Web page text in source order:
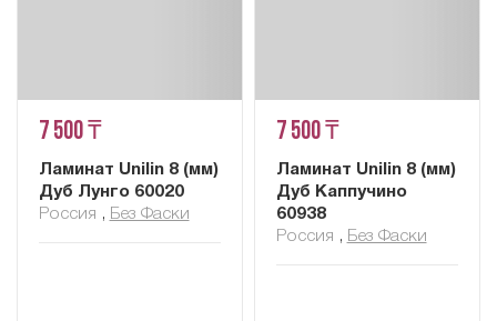
7 500 ₸
Ламинат Unilin 8 (мм)
Дуб Лунго 60020
Россия , Без Фаски
7 500 ₸
Ламинат Unilin 8 (мм)
Дуб Каппучино
60938
Россия , Без Фаски